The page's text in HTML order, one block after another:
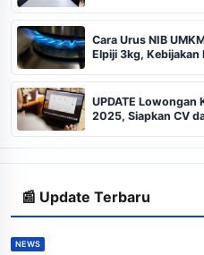
Cara Urus NIB
Elpiji 3kg, Kebijakan
UPDATE Lowongan
2025, Siapkan CV
📰 Update Terbaru
NEWS